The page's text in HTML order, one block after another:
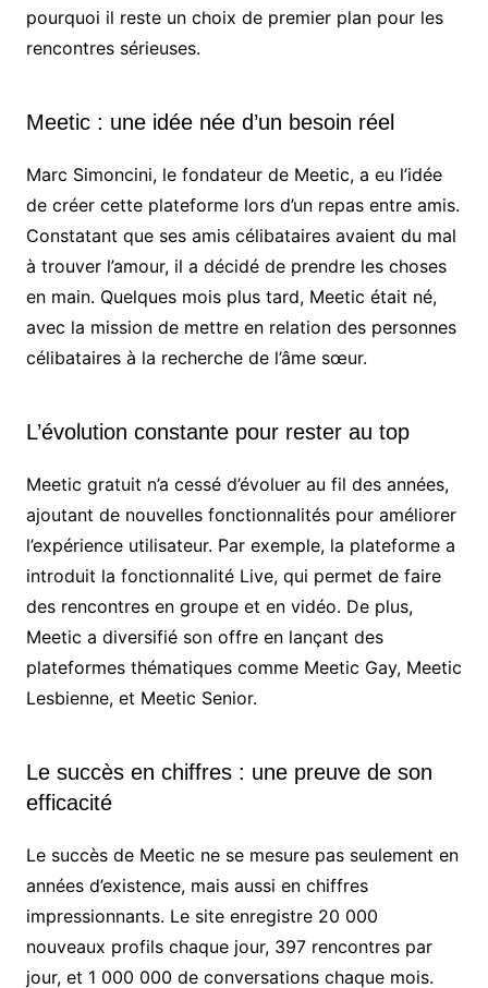
pourquoi il reste un choix de premier plan pour les
rencontres sérieuses.
Meetic : une idée née d’un besoin réel
Marc Simoncini, le fondateur de Meetic, a eu l’idée
de créer cette plateforme lors d’un repas entre amis.
Constatant que ses amis célibataires avaient du mal
à trouver l’amour, il a décidé de prendre les choses
en main. Quelques mois plus tard, Meetic était né,
avec la mission de mettre en relation des personnes
célibataires à la recherche de l’âme sœur.
L’évolution constante pour rester au top
Meetic gratuit n’a cessé d’évoluer au fil des années,
ajoutant de nouvelles fonctionnalités pour améliorer
l’expérience utilisateur. Par exemple, la plateforme a
introduit la fonctionnalité Live, qui permet de faire
des rencontres en groupe et en vidéo. De plus,
Meetic a diversifié son offre en lançant des
plateformes thématiques comme Meetic Gay, Meetic
Lesbienne, et Meetic Senior.
Le succès en chiffres : une preuve de son
efficacité
Le succès de Meetic ne se mesure pas seulement en
années d’existence, mais aussi en chiffres
impressionnants. Le site enregistre 20 000
nouveaux profils chaque jour, 397 rencontres par
jour, et 1 000 000 de conversations chaque mois.